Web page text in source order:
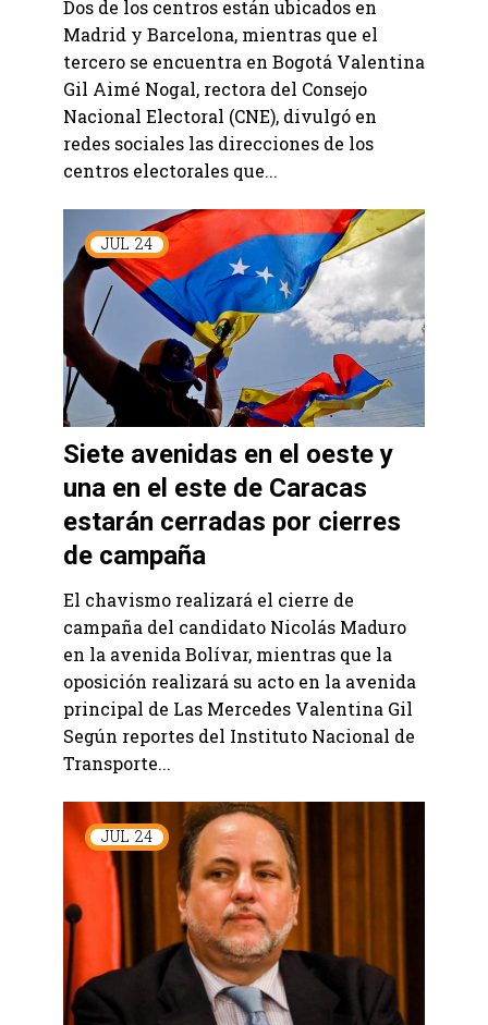
Dos de los centros están ubicados en
Madrid y Barcelona, mientras que el
tercero se encuentra en Bogotá Valentina
Gil Aimé Nogal, rectora del Consejo
Nacional Electoral (CNE), divulgó en
redes sociales las direcciones de los
centros electorales que...
JUL 24
Siete avenidas en el oeste y
una en el este de Caracas
estarán cerradas por cierres
de campaña
El chavismo realizará el cierre de
campaña del candidato Nicolás Maduro
en la avenida Bolívar, mientras que la
oposición realizará su acto en la avenida
principal de Las Mercedes Valentina Gil
Según reportes del Instituto Nacional de
Transporte...
JUL 24